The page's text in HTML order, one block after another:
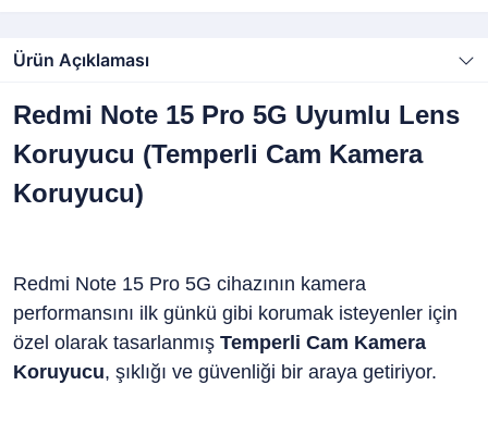
Ürün Açıklaması
Redmi Note 15 Pro 5G Uyumlu Lens
Koruyucu (Temperli Cam Kamera
Koruyucu)
Redmi Note 15 Pro 5G cihazının kamera
performansını ilk günkü gibi korumak isteyenler için
özel olarak tasarlanmış Temperli Cam Kamera
Koruyucu, şıklığı ve güvenliği bir araya getiriyor.